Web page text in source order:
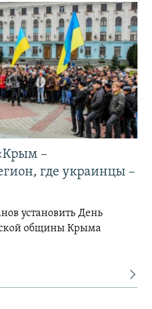
–
где украинцы –
установить День
общины Крыма